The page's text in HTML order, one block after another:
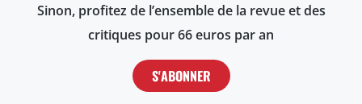
Sinon, profitez de l’ensemble de la revue et des
critiques pour 66 euros par an
S'ABONNER